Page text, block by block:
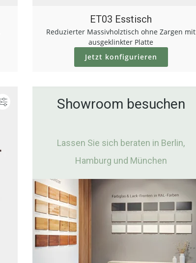
ET03 Esstisch
Reduzierter Massivholztisch ohne Zargen mit
ausgeklinkter Platte
Jetzt konfigurieren
Showroom besuchen
Lassen Sie sich beraten in Berlin,
Hamburg und München